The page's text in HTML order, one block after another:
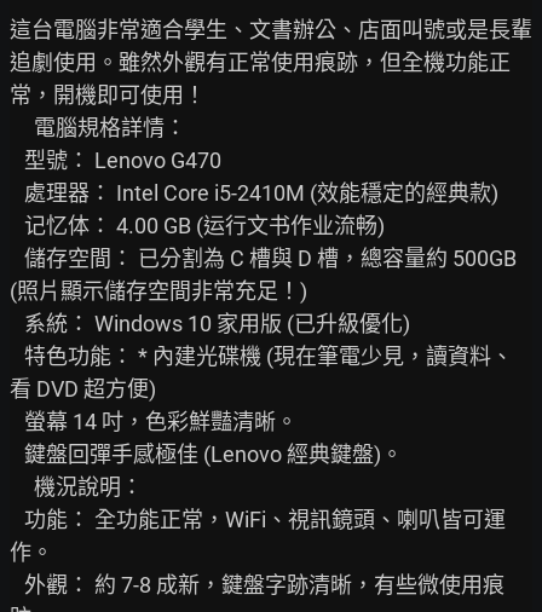
這台電腦非常適合學生、文書辦公、店面叫號或是長輩
追劇使用。雖然外觀有正常使用痕跡，但全機功能正
常，開機即可使用！
(照片顯示儲存空間非常充足！)
看 DVD 超方便)
作。